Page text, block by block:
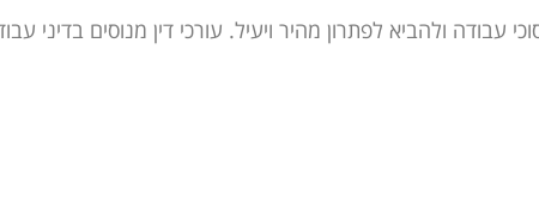
ולהביא לפתרון מהיר ויעיל. עורכי דין מנוסים בדיני